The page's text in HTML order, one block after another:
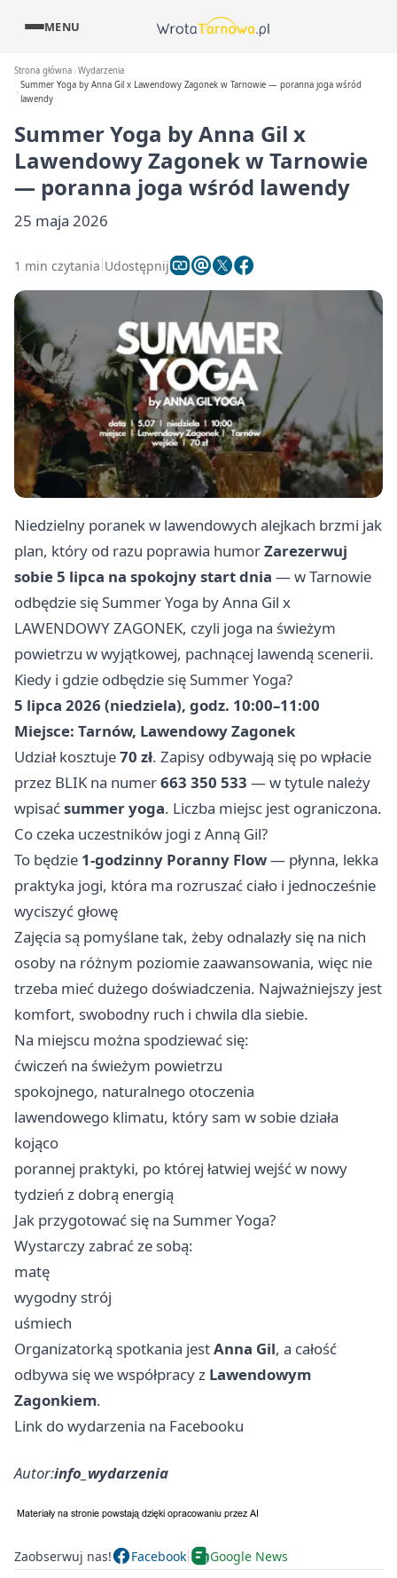
MENU
Strona główna Wydarzenia
Summer Yoga by Anna Gil x Lawendowy Zagonek w Tarnowie — poranna joga wśród
lawendy
Summer Yoga by Anna Gil x
Lawendowy Zagonek w Tarnowie
— poranna joga wśród lawendy
25 maja 2026
1 min czytania Udostępnij
Niedzielny poranek w lawendowych alejkach brzmi jak
plan, który od razu poprawia humorZarezerwuj
sobie 5 lipca na spokojny start dnia — w Tarnowie
odbędzie się Summer Yoga by Anna Gil x
LAWENDOWY ZAGONEK, czyli joga na świeżym
powietrzu w wyjątkowej, pachnącej lawendą scenerii.
Kiedy i gdzie odbędzie się Summer Yoga?
5 lipca 2026 (niedziela), godz. 10:00–11:00
Miejsce: Tarnów, Lawendowy Zagonek
Udział kosztuje70 zł. Zapisy odbywają się po wpłacie
przez BLIK na numer663 350 533 — w tytule należy
wpisaćsummer yoga. Liczba miejsc jest ograniczona.
Co czeka uczestników jogi z Anną Gil?
To będzie 1-godzinny Poranny Flow— płynna, lekka
praktyka jogi, która ma rozruszać ciało i jednocześnie
wyciszyć głowę ‍
Zajęcia są pomyślane tak, żeby odnalazły się na nich
osoby na różnym poziomie zaawansowania, więc nie
trzeba mieć dużego doświadczenia. Najważniejszy jest
komfort, swobodny ruch i chwila dla siebie.
Na miejscu można spodziewać się:
ćwiczeń na świeżym powietrzu
spokojnego, naturalnego otoczenia
lawendowego klimatu, który sam w sobie działa
kojąco
porannej praktyki, po której łatwiej wejść w nowy
tydzień z dobrą energią
Jak przygotować się na Summer Yoga?
Wystarczy zabrać ze sobą:
matę
wygodny strój
uśmiech
Organizatorką spotkania jestAnna Gil, a całość
odbywa się we współpracy z Lawendowym
Zagonkiem.
Link do wydarzenia na Facebooku
Autor:info_wydarzenia
Zaobserwuj nas! Facebook Google News